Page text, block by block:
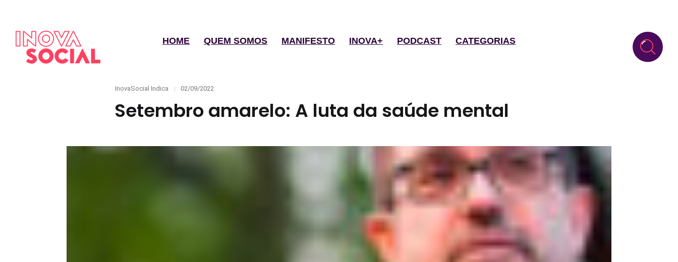
HOME QUEM SOMOS MANIFESTO INOVA+ PODCAST CATEGORIAS
Categories
InovaSocial Indica
Posted
02/09/2022
Setembro amarelo: A luta da saúde mental